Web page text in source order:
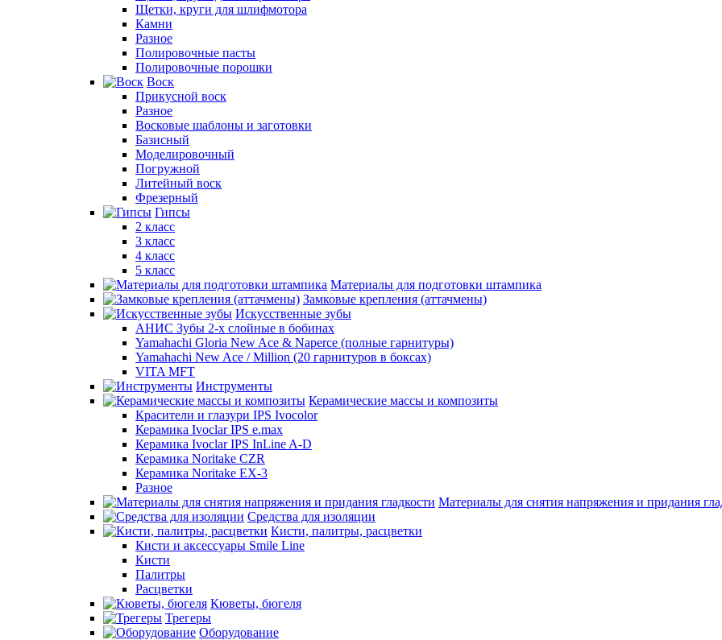
Щетки, круги для шлифмотора
Камни
Разное
Полировочные пасты
Полировочные порошки
Воск
Прикусной воск
Разное
Восковые шаблоны и заготовки
Базисный
Моделировочный
Погружной
Литейный воск
Фрезерный
Гипсы
2 класс
3 класс
4 класс
5 класс
Материалы для подготовки штампика
Замковые крепления (аттачмены)
Искусственные зубы
АНИС Зубы 2-х слойные в бобинах
Yamahachi Gloria New Ace & Naperce (полные гарнитуры)
Yamahachi New Ace / Million (20 гарнитуров в боксах)
VITA MFT
Инструменты
Керамические массы и композиты
Красители и глазури IPS Ivocolor
Керамика Ivoclar IPS e.max
Керамика Ivoclar IPS InLine A-D
Керамика Noritake CZR
Керамика Noritake EX-3
Разное
Материалы для снятия напряжения и придания
Средства для изоляции
Кисти, палитры, расцветки
Кисти и аксессуары Smile Line
Кисти
Палитры
Расцветки
Кюветы, бюгеля
Трегеры
Оборудование